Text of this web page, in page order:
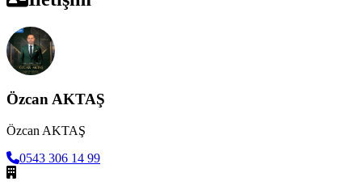
Özcan AKTAŞ
Özcan AKTAŞ
0543 306 14 99